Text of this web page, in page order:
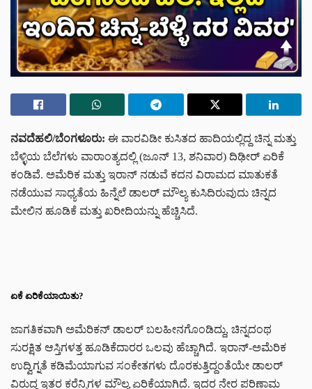
ನವದೆಹಲಿ/ಬೆಂಗಳೂರು: ಈ ವಾರವಿಡೀ ಕುಸಿತದ ಹಾದಿಯಲ್ಲಿದ್ದ ಚಿನ್ನ ಮತ್ತು
ಬೆಳ್ಳಿಯ ಬೆಲೆಗಳು ವಾರಾಂತ್ಯದಲ್ಲಿ (ಜೂನ್ 13, ಶನಿವಾರ) ದಿಢೀರ್ ಏರಿಕೆ
ಕಂಡಿವೆ. ಅಮೆರಿಕ ಮತ್ತು ಇರಾನ್ ನಡುವೆ ಕದನ ವಿರಾಮದ ಮಾತುಕತೆ
ನಡೆಯುವ ಸಾಧ್ಯತೆಯ ಹಿನ್ನೆಲೆ ಡಾಲರ್ ಮೌಲ್ಯ ಕುಸಿದಿರುವುದು ಚಿನ್ನದ
ಮೇಲಿನ ಹೂಡಿಕೆ ಮತ್ತು ಖರೀದಿಯನ್ನು ಹೆಚ್ಚಿಸಿದೆ.
ಏಕೆ ಏರಿಕೆಯಾಯಿತು?
ಜಾಗತಿಕವಾಗಿ ಅಮೆರಿಕನ್ ಡಾಲರ್ ಬಲಹೀನಗೊಂಡಿದ್ದು, ಚಿನ್ನದಂಥ
ಸುರಕ್ಷಿತ ಆಸ್ತಿಗಳತ್ತ ಹೂಡಿಕೆದಾರರ ಒಲವು ಹೆಚ್ಚಾಗಿದೆ. ಇರಾನ್-ಅಮೆರಿಕ
ಉದ್ವಿಗ್ನತೆ ಕಡಿಮೆಯಾಗುವ ಸಂಕೇತಗಳು ದೊರಕುತ್ತಿದ್ದಂತೆಯೇ ಡಾಲರ್
ವಿರುದ್ಧ ಇತರ ಕರೆನ್ಸಿಗಳ ಮೌಲ್ಯ ಏರಿಕೆಯಾಗಿದೆ. ಇದರ ನೇರ ಪರಿಣಾಮ